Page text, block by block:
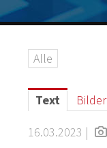
Logos
IT-Security
G DATA Campus
Kontakt
Alle
Text Bilder
16.03.2023 |